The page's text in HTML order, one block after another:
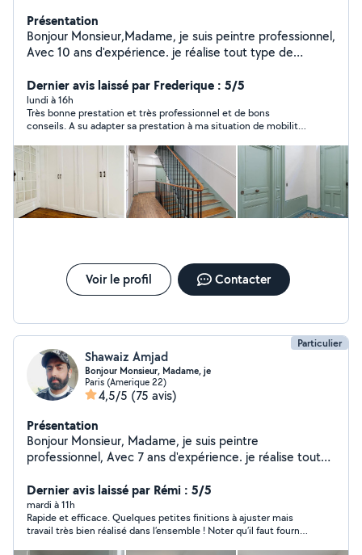
Présentation
Bonjour Monsieur,Madame, je suis peintre professionnel,
Avec 10 ans d'expérience. je réalise tout type de
de papier peint, pose tvile de verre, pose de plinthes,
pose de parquet et finitions soignées. je suis sériéux et
ponctuel, Travail professionnel, réponse rapide, respect
des clients, prix raissonnable.
Dernier avis laissé par Frederique : 5/5
lundi à 16h
Très bonne prestation et très professionnel et de bons
conseils. A su adapter sa prestation à ma situation de mobilité
Voir le profil Contacter
Particulier
Shawaiz Amjad
Bonjour Monsieur, Madame, je
Paris (Amerique 22)
4,5/5 (75 avis)
Présentation
Bonjour Monsieur, Madame, je suis peintre
professionnel, Avec 7 ans d'expérience. je réalise tout
pose de papier peint, pose tvile de verre, pose de
plinthes, pose de parquet et finitions soignées. je suis
sériéux et ponctuel,
Dernier avis laissé par Rémi : 5/5
mardi à 11h
Rapide et efficace. Quelques petites finitions à ajuster mais
travail très bien réalisé dans l’ensemble ! Noter qu’il faut fournir